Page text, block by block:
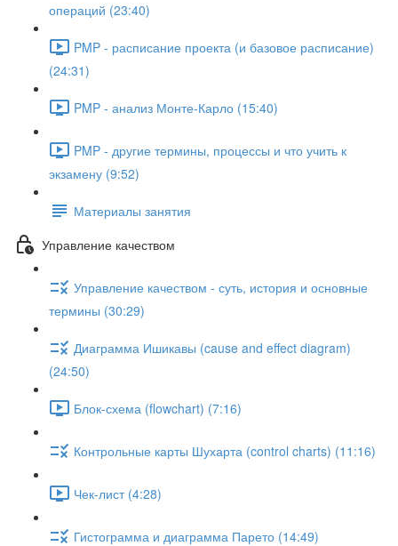
операций (23:40)
PMP - расписание проекта (и базовое расписание)
(24:31)
PMP - анализ Монте-Карло (15:40)
PMP - другие термины, процессы и что учить к
экзамену (9:52)
Материалы занятия
Управление качеством
Управление качеством - суть, история и основные
термины (30:29)
Диаграмма Ишикавы (cause and effect diagram)
(24:50)
Блок-схема (flowchart) (7:16)
Контрольные карты Шухарта (control charts) (11:16)
Чек-лист (4:28)
Гистограмма и диаграмма Парето (14:49)